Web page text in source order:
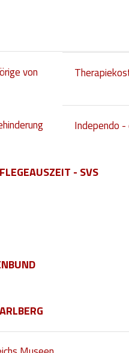
von
Independo
- SVS